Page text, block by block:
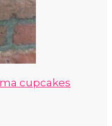
cupcakes